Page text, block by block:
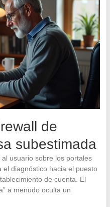
de
subestimada
usuario sobre los portales
el diagnóstico hacia el puesto
de cuenta. El
a menudo oculta un